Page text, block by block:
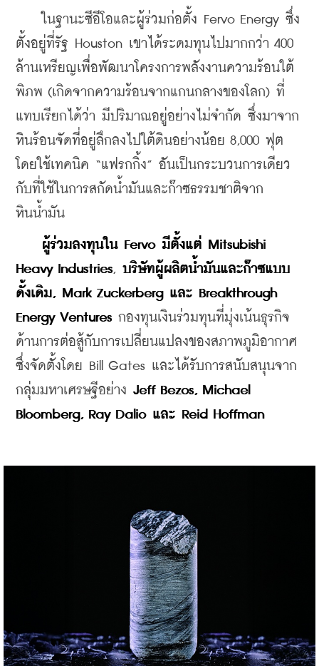
ในฐานะซีอีโอและผู้ร่วมก่อตั้ง Fervo Energy ซึ่ง
ตั้งอยู่ที่รัฐ Houston เขาได้ระดมทุนไปมากกว่า 400
ล้านเหรียญเพื่อพัฒนาโครงการพลังงานความร้อนใต้
พิภพ (เกิดจากความร้อนจากแกนกลางของโลก) ที่
แทบเรียกได้ว่า มีปริมาณอยู่อย่างไม่จำกัด ซึ่งมาจาก
หินร้อนจัดที่อยู่ลึกลงไปใต้ดินอย่างน้อย 8,000 ฟุต
โดยใช้เทคนิค “แฟรกกิ้ง” อันเป็นกระบวนการเดียว
กับที่ใช้ในการสกัดน้ำมันและก๊าซธรรมชาติจาก
หินน้ำมัน
ผู้ร่วมลงทุนใน Fervo มีตั้งแต่ Mitsubishi
Heavy Industries, บริษัทผู้ผลิตน้ำมันและก๊าซแบบ
ดั้งเดิม, Mark Zuckerberg และ Breakthrough
Energy Ventures กองทุนเงินร่วมทุนที่มุ่งเน้นธุรกิจ
ด้านการต่อสู้กับการเปลี่ยนแปลงของสภาพภูมิอากาศ
ซึ่งจัดตั้งโดย Bill Gates และได้รับการสนับสนุนจาก
กลุ่มมหาเศรษฐีอย่าง Jeff Bezos, Michael
Bloomberg, Ray Dalio และ Reid Hoffman